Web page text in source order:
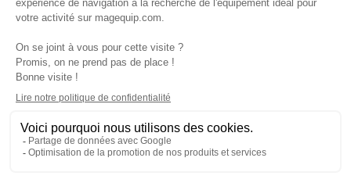
VOS DEMANDES
NOTRE SOCIETE
CGV·Données personnelles
Nos partenaires·Guides et conseils·Rejoignez-nous